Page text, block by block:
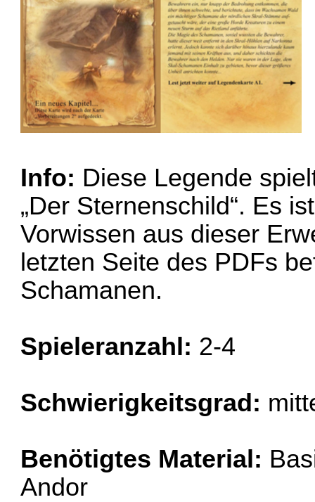
Info: Diese Legende
„Der Sternenschild“. Es
Vorwissen aus dieser
letzten Seite des PDFs
Schamanen.
Spieleranzahl: 2-4
Schwierigkeitsgrad:
Benötigtes Material:
Andor